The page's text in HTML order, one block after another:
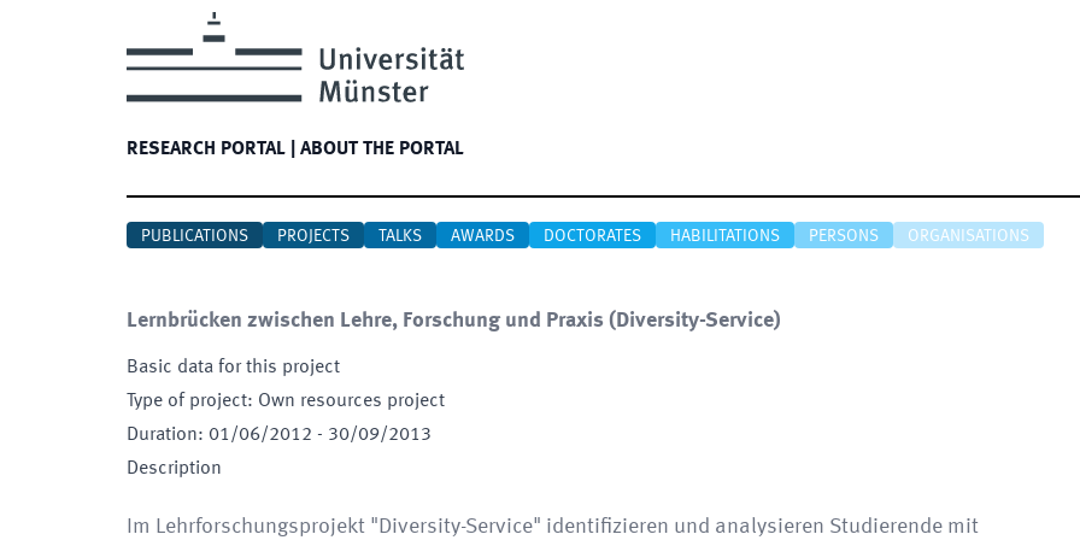
RESEARCH PORTAL ABOUT THE PORTAL
PUBLICATIONS PROJECTS TALKS AWARDS DOCTORATES HABILITATIONS PERSONS ORGANISATIONS
Lernbrücken zwischen Lehre, Forschung und Praxis ( Diversity-Service)
Basic data for this project
Type of project: Own resources project
Duration: 01/06/2012 - 30/09/2013
Description
Im Lehrforschungsprojekt "Diversity-Service" identifizieren und analysieren Studierende mit